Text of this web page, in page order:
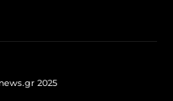
2025